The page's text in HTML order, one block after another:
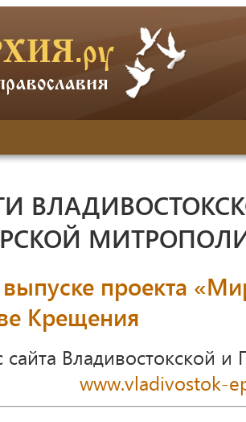
проекта
Крещения
сайта Владивостокской
www.vladivostok-